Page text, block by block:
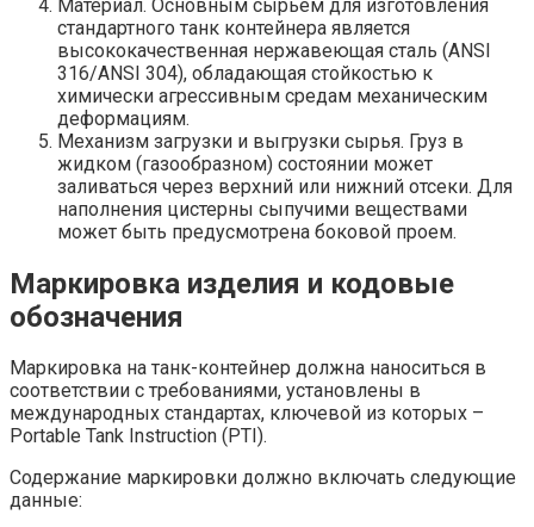
Материал. Основным сырьем для изготовления
стандартного танк контейнера является
высококачественная нержавеющая сталь (ANSI
316/ANSI 304), обладающая стойкостью к
химически агрессивным средам механическим
деформациям.
Механизм загрузки и выгрузки сырья. Груз в
жидком (газообразном) состоянии может
заливаться через верхний или нижний отсеки. Для
наполнения цистерны сыпучими веществами
может быть предусмотрена боковой проем.
Маркировка изделия и кодовые
обозначения
Маркировка на танк-контейнер должна наноситься в
соответствии с требованиями, установлены в
международных стандартах, ключевой из которых –
Portable Tank Instruction (PTI).
Содержание маркировки должно включать следующие
данные: